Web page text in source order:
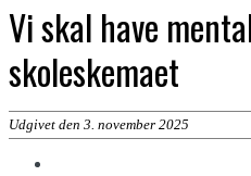
Vi skal have
skoleskemaet
Udgivet den 3. november 2025